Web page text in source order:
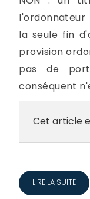
la seule fin
provision
pas de
conséquent
Cet article
LIRE LA SUITE